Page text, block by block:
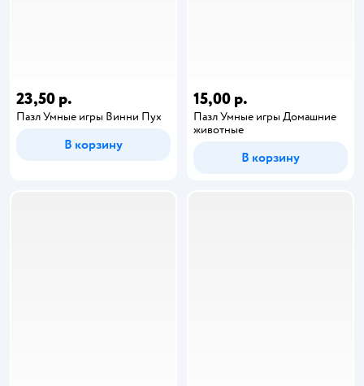
23,50 р.
Пазл Умные игры Винни Пух
В корзину
15,00 р.
Пазл Умные игры Домашние
животные
В корзину